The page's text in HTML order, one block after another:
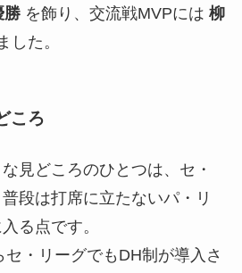
勝を飾り、交流戦MVPには 柳
した。
ころ
見どころのひとつは、セ・
段は打席に立たないパ・リ
る点です。
・リーグでもDH制が導入さ